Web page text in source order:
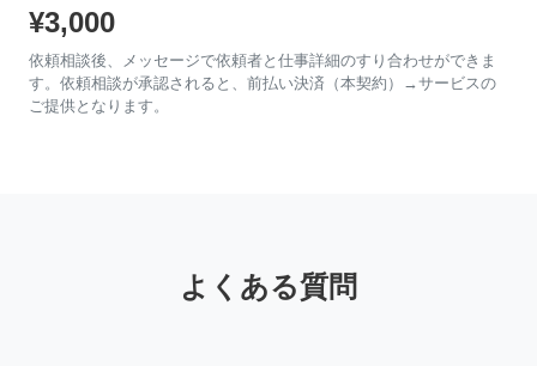
¥3,000
依頼相談後、メッセージで依頼者と仕事詳細のすり合わせができま
す。依頼相談が承認されると、前払い決済（本契約）→サービスの
ご提供となります。
よくある質問